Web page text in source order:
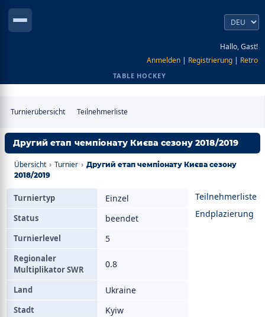
Hallo, Gast!
Anmelden | Registrierung | Retro
TABLE HOCKEY
Turnierübersicht Teilnehmerliste
Другий етап чемпіонату Києва сезону 2018/2019
Übersicht › Turnier › Другий етап чемпіонату Києва сезону
2018/2019
Teilnehmerliste
Endplazierung
Turniertyp Einzel
Status beendet
Turnierlevel 5
Regionaler
Multiplikator SWR
0.8
Land Ukraine
Stadt Kyiw